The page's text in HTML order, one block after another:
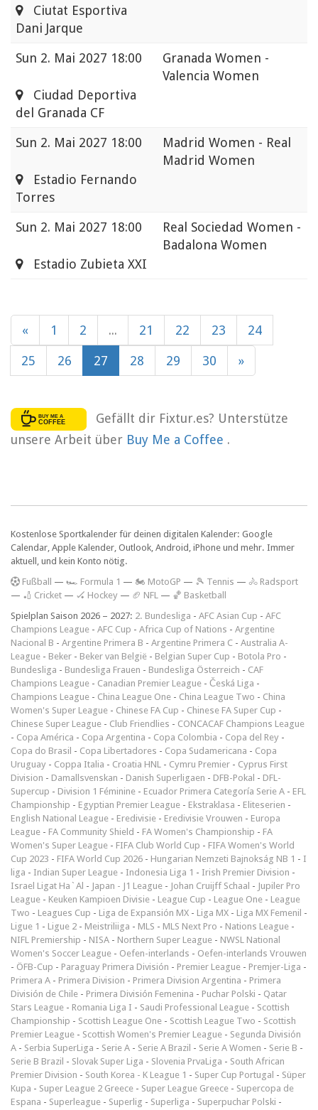
Ciutat Esportiva
Dani Jarque
Sun 2. Mai 2027 18:00
Granada Women -
Valencia Women
Ciudad Deportiva
del Granada CF
Sun 2. Mai 2027 18:00
Madrid Women - Real
Madrid Women
Estadio Fernando
Torres
Sun 2. Mai 2027 18:00
Real Sociedad Women -
Badalona Women
Estadio Zubieta XXI
« 1 2 ... 21 22 23 24
25 26 27 28 29 30 »
Gefällt dir Fixtur.es? Unterstütze
unsere Arbeit über Buy Me a Coffee .
Kostenlose Sportkalender für deinen digitalen Kalender: Google
Calendar, Apple Kalender, Outlook, Android, iPhone und mehr. Immer
aktuell, und kein Konto nötig.
Fußball — 🏎️ Formula 1 — 🏍 MotoGP — 🎾 Tennis — 🚴 Radsport
— 🏏 Cricket — 🏑 Hockey — 🏈 NFL — 🏀 Basketball
Spielplan Saison 2026 – 2027: 2. Bundesliga - AFC Asian Cup - AFC
Champions League - AFC Cup - Africa Cup of Nations - Argentine
Nacional B - Argentine Primera B - Argentine Primera C - Australia A-
League - Beker - Beker van België - Belgian Super Cup - Botola Pro -
Bundesliga - Bundesliga Frauen - Bundesliga Österreich - CAF
Champions League - Canadian Premier League - Česká Liga -
Champions League - China League One - China League Two - China
Women's Super League - Chinese FA Cup - Chinese FA Super Cup -
Chinese Super League - Club Friendlies - CONCACAF Champions League
- Copa América - Copa Argentina - Copa Colombia - Copa del Rey -
Copa do Brasil - Copa Libertadores - Copa Sudamericana - Copa
Uruguay - Coppa Italia - Croatia HNL - Cymru Premier - Cyprus First
Division - Damallsvenskan - Danish Superligaen - DFB-Pokal - DFL-
Supercup - Division 1 Féminine - Ecuador Primera Categoría Serie A - EFL
Championship - Egyptian Premier League - Ekstraklasa - Eliteserien -
English National League - Eredivisie - Eredivisie Vrouwen - Europa
League - FA Community Shield - FA Women's Championship - FA
Women's Super League - FIFA Club World Cup - FIFA Women's World
Cup 2023 - FIFA World Cup 2026 - Hungarian Nemzeti Bajnokság NB 1 - I
liga - Indian Super League - Indonesia Liga 1 - Irish Premier Division -
Israel Ligat Ha`Al - Japan - J1 League - Johan Cruijff Schaal - Jupiler Pro
League - Keuken Kampioen Divisie - League Cup - League One - League
Two - Leagues Cup - Liga de Expansión MX - Liga MX - Liga MX Femenil -
Ligue 1 - Ligue 2 - Meistriliiga - MLS - MLS Next Pro - Nations League -
NIFL Premiership - NISA - Northern Super League - NWSL National
Women's Soccer League - Oefen-interlands - Oefen-interlands Vrouwen
- ÖFB-Cup - Paraguay Primera División - Premier League - Premjer-Liga -
Primera A - Primera Division - Primera Division Argentina - Primera
División de Chile - Primera División Femenina - Puchar Polski - Qatar
Stars League - Romania Liga I - Saudi Professional League - Scottish
Championship - Scottish League One - Scottish League Two - Scottish
Premier League - Scottish Women's Premier League - Segunda División
A - Serbia SuperLiga - Serie A - Serie A Brazil - Serie A Women - Serie B -
Serie B Brazil - Slovak Super Liga - Slovenia PrvaLiga - South African
Premier Division - South Korea - K League 1 - Super Cup Portugal - Süper
Kupa - Super League 2 Greece - Super League Greece - Supercopa de
Espana - Superleague - Superlig - Superliga - Superpuchar Polski -